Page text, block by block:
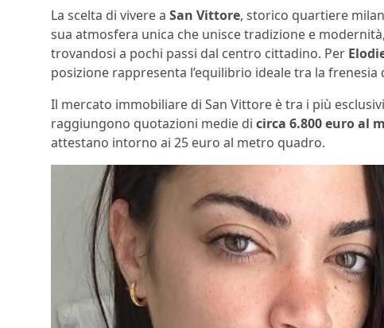
La scelta di vivere a San Vittore, storico quartiere
sua atmosfera unica che unisce tradizione e
trovandosi a pochi passi dal centro cittadino. Per
posizione rappresenta l’equilibrio ideale tra la
Il mercato immobiliare di San Vittore è tra i più
raggiungono quotazioni medie di circa 6.800 euro al
attestano intorno ai 25 euro al metro quadro.